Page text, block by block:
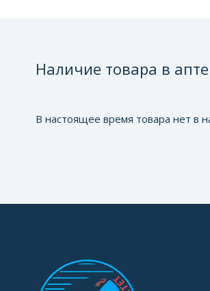
Наличие товара в
В настоящее время товара нет в